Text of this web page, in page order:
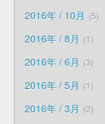
2016年 / 10月 5
2016年 / 8月 1
2016年 / 6月 3
2016年 / 5月 1
2016年 / 3月 2